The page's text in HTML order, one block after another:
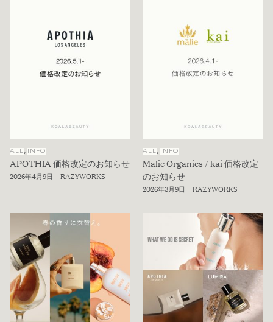
ALL, INFO
APOTHIA 価格改定のお知らせ
2026年4月9日 RAZYWORKS
ALL, INFO
Malie Organics / kai 価格改定
のお知らせ
2026年3月9日 RAZYWORKS